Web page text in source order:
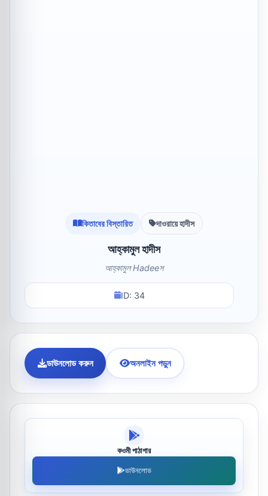
কিতাবের বিস্তারিত দাওরায়ে হাদীস
আহ্‌কামুল হাদীস
আহ্‌কামুল Hadeeস
ID: 34
ডাউনলোড করুন অনলাইন পড়ুন
কওমী পাঠাগার
ডাউনলোড